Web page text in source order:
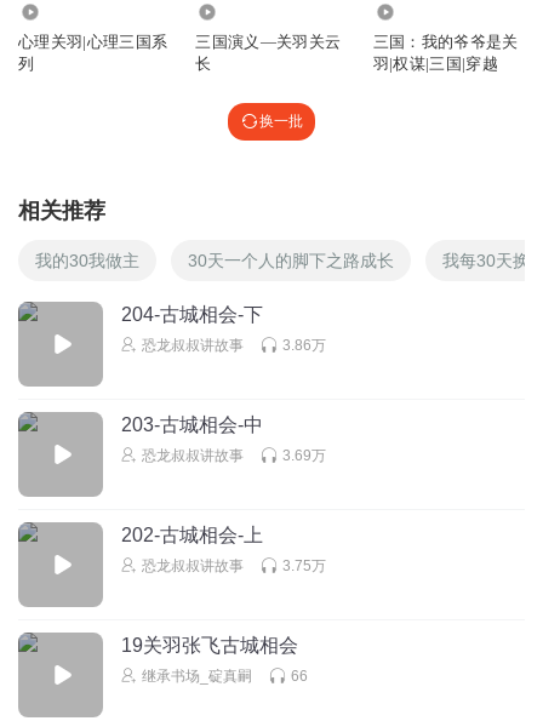
心理关羽|心理三国系
列
三国演义—关羽关云
长
三国：我的爷爷是关
羽|权谋|三国|穿越
换一批
相关推荐
我的30我做主 30天一个人的脚下之路成长 我每30天换
204-古城相会-下
恐龙叔叔讲故事 3.86万
203-古城相会-中
恐龙叔叔讲故事 3.69万
202-古城相会-上
恐龙叔叔讲故事 3.75万
19关羽张飞古城相会
继承书场_碇真嗣 66